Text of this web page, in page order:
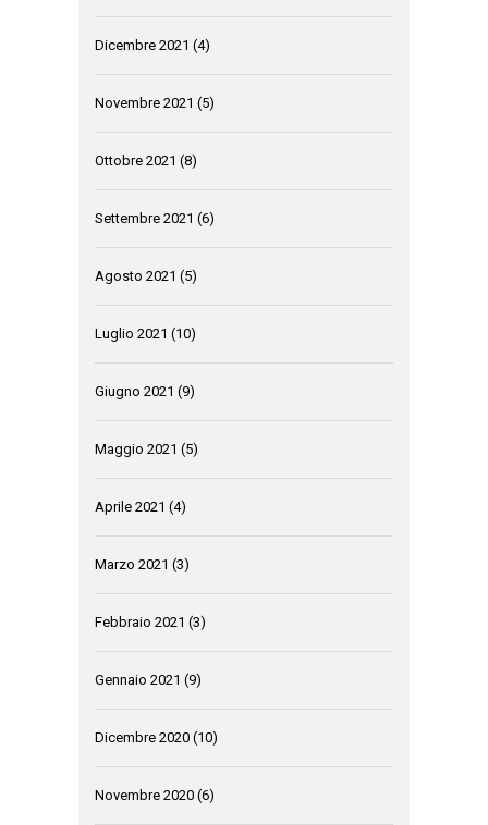
Dicembre 2021 (4)
Novembre 2021 (5)
Ottobre 2021 (8)
Settembre 2021 (6)
Agosto 2021 (5)
Luglio 2021 (10)
Giugno 2021 (9)
Maggio 2021 (5)
Aprile 2021 (4)
Marzo 2021 (3)
Febbraio 2021 (3)
Gennaio 2021 (9)
Dicembre 2020 (10)
Novembre 2020 (6)